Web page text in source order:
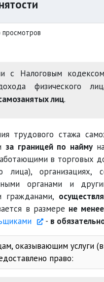
просмотров
с Налоговым
физического
лиц.
трудового стажа
за границей по найму
в торговых
лица),
органами и
гражданами,
в размере не
- в
оказывающим услуги
право: